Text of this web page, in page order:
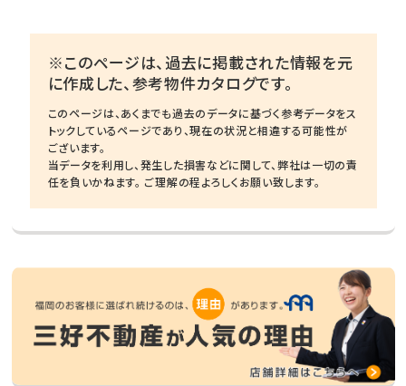
※このページは、過去に掲載された情報を元
に作成した、参考物件カタログです。
このページは、あくまでも過去のデータに基づく参考データをス
トックしているページであり、現在の状況と相違する可能性が
ございます。
当データを利用し、発生した損害などに関して、弊社は一切の責
任を負いかねます。 ご理解の程よろしくお願い致します。